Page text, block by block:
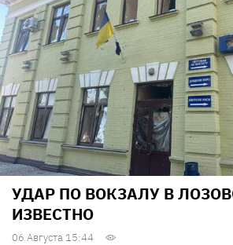
УДАР ПО ВОКЗАЛУ В
ИЗВЕСТНО
06 Августа 15:44